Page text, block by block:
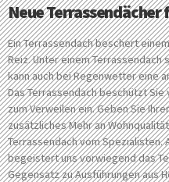
Neue
Ein Terrassendach beschert
Reiz. Unter einem
kann auch bei Regenwetter eine
Das Terrassendach beschützt
zum Verweilen ein. Geben Sie
zusätzliches Mehr an
Terrassendach vom
begeistert uns vorwiegend das
Gegensatz zu Ausführungen aus